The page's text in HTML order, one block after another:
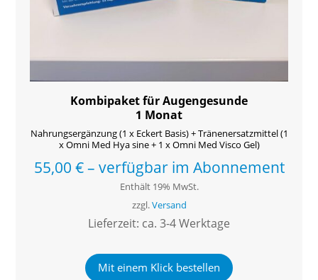
Kombipaket für Augengesunde
1 Monat
Nahrungsergänzung (1 x Eckert Basis) + Tränenersatzmittel (1
x Omni Med Hya sine + 1 x Omni Med Visco Gel)
55,00 €– verfügbar im Abonnement
Enthält 19% MwSt.
zzgl.Versand
Lieferzeit: ca. 3-4 Werktage
Mit einem Klick bestellen